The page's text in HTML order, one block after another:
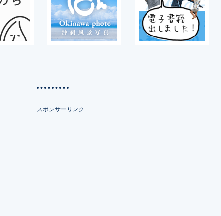
スポンサーリンク